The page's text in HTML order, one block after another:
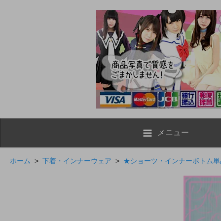
メニュー
ホーム > 下着・インナーウェア > ★ショーツ・インナーボトム